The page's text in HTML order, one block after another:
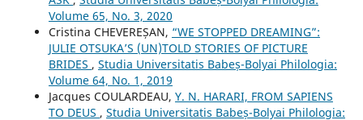
Volume 65, No. 3, 2020
Cristina CHEVEREȘAN, “WE STOPPED DREAMING”:
JULIE OTSUKA’S (UN)TOLD STORIES OF PICTURE
BRIDES , Studia Universitatis Babeș-Bolyai Philologia:
Volume 64, No. 1, 2019
Jacques COULARDEAU, Y. N. HARARI, FROM SAPIENS
TO DEUS , Studia Universitatis Babeș-Bolyai Philologia: